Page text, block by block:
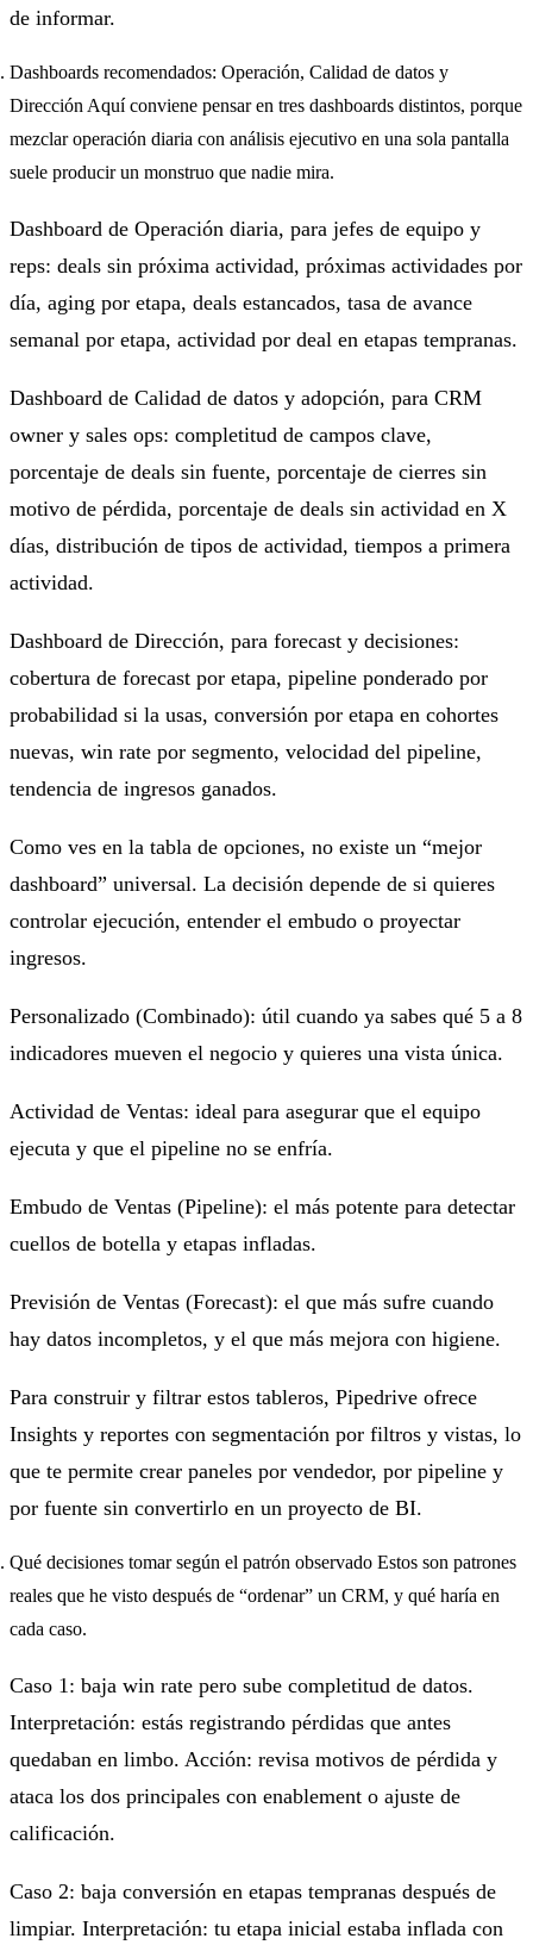
de informar.
Dashboards recomendados: Operación, Calidad de datos y
Dirección Aquí conviene pensar en tres dashboards distintos, porque
mezclar operación diaria con análisis ejecutivo en una sola pantalla
suele producir un monstruo que nadie mira.
Dashboard de Operación diaria, para jefes de equipo y
reps: deals sin próxima actividad, próximas actividades por
día, aging por etapa, deals estancados, tasa de avance
semanal por etapa, actividad por deal en etapas tempranas.
Dashboard de Calidad de datos y adopción, para CRM
owner y sales ops: completitud de campos clave,
porcentaje de deals sin fuente, porcentaje de cierres sin
motivo de pérdida, porcentaje de deals sin actividad en X
días, distribución de tipos de actividad, tiempos a primera
actividad.
Dashboard de Dirección, para forecast y decisiones:
cobertura de forecast por etapa, pipeline ponderado por
probabilidad si la usas, conversión por etapa en cohortes
nuevas, win rate por segmento, velocidad del pipeline,
tendencia de ingresos ganados.
Como ves en la tabla de opciones, no existe un “mejor
dashboard” universal. La decisión depende de si quieres
controlar ejecución, entender el embudo o proyectar
ingresos.
Personalizado (Combinado): útil cuando ya sabes qué 5 a 8
indicadores mueven el negocio y quieres una vista única.
Actividad de Ventas: ideal para asegurar que el equipo
ejecuta y que el pipeline no se enfría.
Embudo de Ventas (Pipeline): el más potente para detectar
cuellos de botella y etapas infladas.
Previsión de Ventas (Forecast): el que más sufre cuando
hay datos incompletos, y el que más mejora con higiene.
Para construir y filtrar estos tableros, Pipedrive ofrece
Insights y reportes con segmentación por filtros y vistas, lo
que te permite crear paneles por vendedor, por pipeline y
por fuente sin convertirlo en un proyecto de BI.
Qué decisiones tomar según el patrón observado Estos son patrones
reales que he visto después de “ordenar” un CRM, y qué haría en
cada caso.
Caso 1: baja win rate pero sube completitud de datos.
Interpretación: estás registrando pérdidas que antes
quedaban en limbo. Acción: revisa motivos de pérdida y
ataca los dos principales con enablement o ajuste de
calificación.
Caso 2: baja conversión en etapas tempranas después de
limpiar. Interpretación: tu etapa inicial estaba inflada con